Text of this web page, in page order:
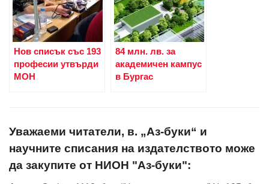
Нов списък със 193
професии утвърди
МОН
84 млн. лв. за
академичен кампус
в Бургас
Уважаеми читатели, в. „Аз-буки“ и
научните списания на издателството може
да закупите от НИОН "Аз-буки":